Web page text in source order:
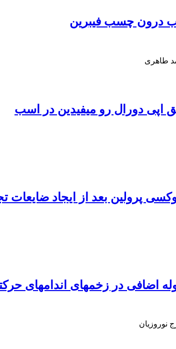
درون چسب فیبرین
طاهری
اپی دورال رو میفیدین در اسب
پرولین بعد از ایجاد
اضافی در زخمهای اندامهای
نوروزیان